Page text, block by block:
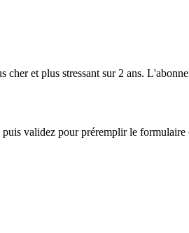
et plus stressant sur 2 ans.
validez pour préremplir le formulaire